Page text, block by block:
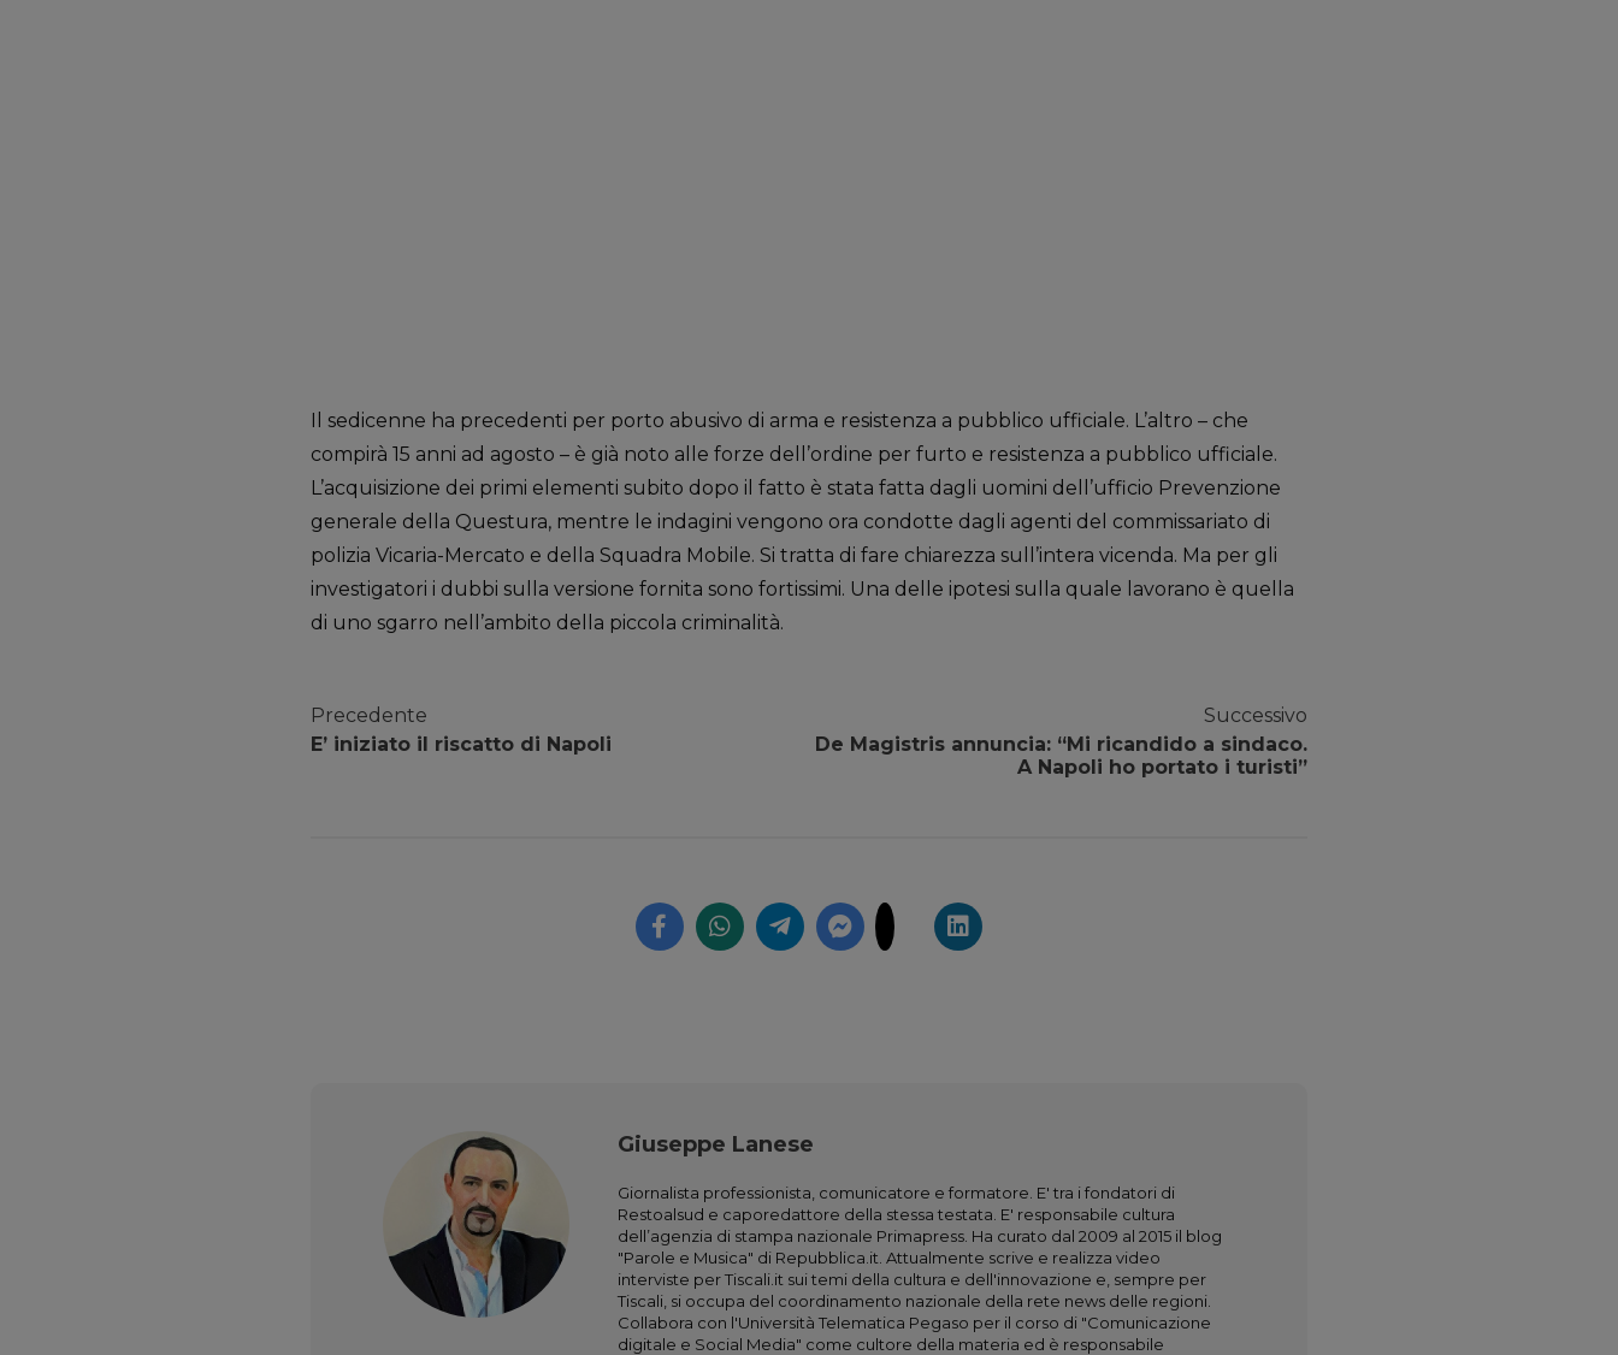
Il sedicenne ha precedenti per porto abusivo di arma e resistenza a pubblico ufficiale. L’altro – che
compirà 15 anni ad agosto – è già noto alle forze dell’ordine per furto e resistenza a pubblico ufficiale.
L’acquisizione dei primi elementi subito dopo il fatto è stata fatta dagli uomini dell’ufficio Prevenzione
generale della Questura, mentre le indagini vengono ora condotte dagli agenti del commissariato di
polizia Vicaria-Mercato e della Squadra Mobile. Si tratta di fare chiarezza sull’intera vicenda. Ma per gli
investigatori i dubbi sulla versione fornita sono fortissimi. Una delle ipotesi sulla quale lavorano è quella
di uno sgarro nell’ambito della piccola criminalità.
Precedente
E’ iniziato il riscatto di Napoli
Successivo
De Magistris annuncia: “Mi ricandido a sindaco.
A Napoli ho portato i turisti”
Giuseppe Lanese
Giornalista professionista, comunicatore e formatore. E' tra i fondatori di
Restoalsud e caporedattore della stessa testata. E' responsabile cultura
dell’agenzia di stampa nazionale Primapress. Ha curato dal 2009 al 2015 il blog
"Parole e Musica" di Repubblica.it. Attualmente scrive e realizza video
interviste per Tiscali.it sui temi della cultura e dell'innovazione e, sempre per
Tiscali, si occupa del coordinamento nazionale della rete news delle regioni.
Collabora con l'Università Telematica Pegaso per il corso di "Comunicazione
digitale e Social Media" come cultore della materia ed è responsabile